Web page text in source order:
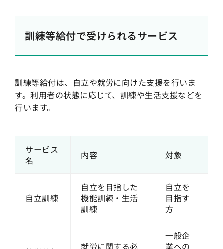
訓練等給付で受けられるサービス
訓練等給付は、自立や就労に向けた支援を行いま
す。利用者の状態に応じて、訓練や生活支援などを
行います。
サービス
名
内容 対象
自立訓練
自立を目指した
機能訓練・生活
訓練
自立を
目指す
方
就労に関する必
一般企
業への